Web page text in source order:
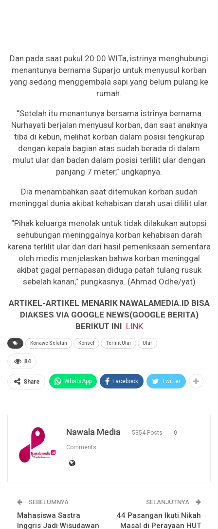
Dan pada saat pukul 20.00 WITa, istrinya menghubungi
menantunya bernama Suparjo untuk menyusul korban
yang sedang menggembala sapi yang belum pulang ke
rumah.
“Setelah itu menantunya bersama istrinya bernama
Nurhayati berjalan menyusul korban, dan saat anaknya
tiba di kebun, melihat korban dalam posisi tengkurap
dengan kepala bagian atas sudah berada di dalam
mulut ular dan badan dalam posisi terlilit ular dengan
panjang 7 meter,” ungkapnya.
Dia menambahkan saat ditemukan korban sudah
meninggal dunia akibat kehabisan darah usai dililit ular.
“Pihak keluarga menolak untuk tidak dilakukan autopsi
sehubungan meninggalnya korban kehabisan darah
karena terlilit ular dan dari hasil pemeriksaan sementara
oleh medis menjelaskan bahwa korban meninggal
akibat gagal pernapasan diduga patah tulang rusuk
sebelah kanan,” pungkasnya. (Ahmad Odhe/yat)
ARTIKEL-ARTIKEL MENARIK NAWALAMEDIA.ID BISA
DIAKSES VIA GOOGLE NEWS(GOOGLE BERITA)
BERIKUT INI: LINK
Konawe Selatan Konsel Terlilit Ular Ular
84
Share WhatsApp Facebook Twitter
Nawala Media 5354 Posts 0
Comments
SEBELUMNYA
Mahasiswa Sastra
Inggris Jadi Wisudawan
SELANJUTNYA
44 Pasangan Ikuti Nikah
Masal di Perayaan HUT